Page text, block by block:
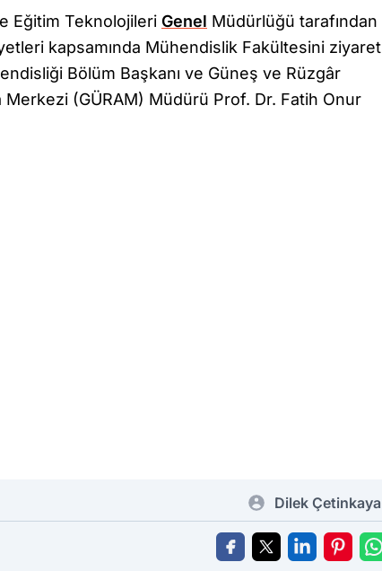
Eğitim Teknolojileri Genel Müdürlüğü tarafından
kapsamında Mühendislik Fakültesini ziyaret
Bölüm Başkanı ve Güneş ve Rüzgâr
Merkezi (GÜRAM) Müdürü Prof. Dr. Fatih Onur
Dilek Çetinkaya